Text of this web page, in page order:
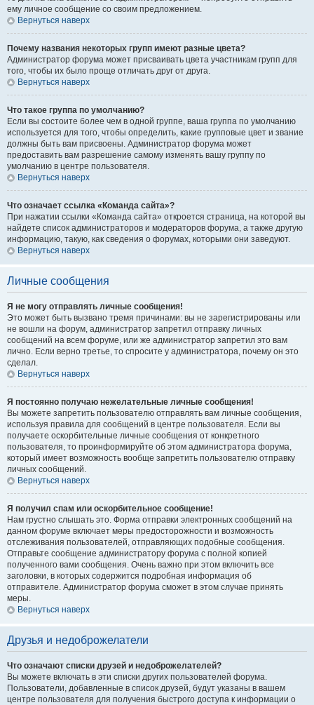
ему личное сообщение со своим предложением.
Вернуться наверх
Почему названия некоторых групп имеют разные цвета?
Администратор форума может присваивать цвета участникам групп для
того, чтобы их было проще отличать друг от друга.
Вернуться наверх
Что такое группа по умолчанию?
Если вы состоите более чем в одной группе, ваша группа по умолчанию
используется для того, чтобы определить, какие групповые цвет и звание
должны быть вам присвоены. Администратор форума может
предоставить вам разрешение самому изменять вашу группу по
умолчанию в центре пользователя.
Вернуться наверх
Что означает ссылка «Команда сайта»?
При нажатии ссылки «Команда сайта» откроется страница, на которой вы
найдете список администраторов и модераторов форума, а также другую
информацию, такую, как сведения о форумах, которыми они заведуют.
Вернуться наверх
Личные сообщения
Я не могу отправлять личные сообщения!
Это может быть вызвано тремя причинами: вы не зарегистрированы или
не вошли на форум, администратор запретил отправку личных
сообщений на всем форуме, или же администратор запретил это вам
лично. Если верно третье, то спросите у администратора, почему он это
сделал.
Вернуться наверх
Я постоянно получаю нежелательные личные сообщения!
Вы можете запретить пользователю отправлять вам личные сообщения,
используя правила для сообщений в центре пользователя. Если вы
получаете оскорбительные личные сообщения от конкретного
пользователя, то проинформируйте об этом администратора форума,
который имеет возможность вообще запретить пользователю отправку
личных сообщений.
Вернуться наверх
Я получил спам или оскорбительное сообщение!
Нам грустно слышать это. Форма отправки электронных сообщений на
данном форуме включает меры предосторожности и возможность
отслеживания пользователей, отправляющих подобные сообщения.
Отправьте сообщение администратору форума с полной копией
полученного вами сообщения. Очень важно при этом включить все
заголовки, в которых содержится подробная информация об
отправителе. Администратор форума сможет в этом случае принять
меры.
Вернуться наверх
Друзья и недоброжелатели
Что означают списки друзей и недоброжелателей?
Вы можете включать в эти списки других пользователей форума.
Пользователи, добавленные в список друзей, будут указаны в вашем
центре пользователя для получения быстрого доступа к информации о